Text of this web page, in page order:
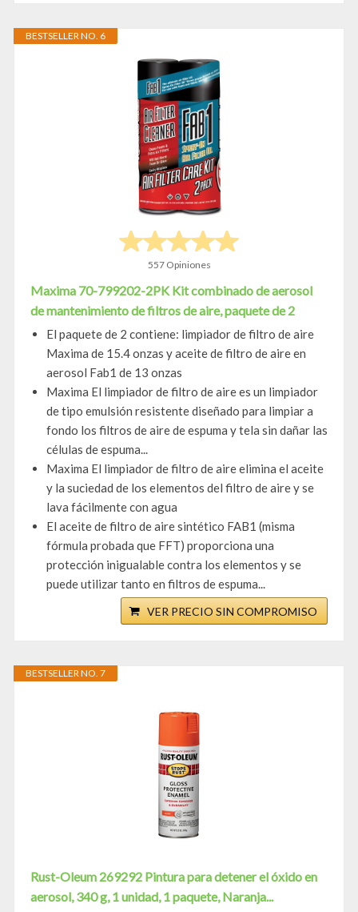
BESTSELLER NO. 6
557 Opiniones
Maxima 70-799202-2PK Kit combinado de aerosol
de mantenimiento de filtros de aire, paquete de 2
El paquete de 2 contiene: limpiador de filtro de aire
Maxima de 15.4 onzas y aceite de filtro de aire en
aerosol Fab1 de 13 onzas
Maxima El limpiador de filtro de aire es un limpiador
de tipo emulsión resistente diseñado para limpiar a
fondo los filtros de aire de espuma y tela sin dañar las
células de espuma...
Maxima El limpiador de filtro de aire elimina el aceite
y la suciedad de los elementos del filtro de aire y se
lava fácilmente con agua
El aceite de filtro de aire sintético FAB1 (misma
fórmula probada que FFT) proporciona una
protección inigualable contra los elementos y se
puede utilizar tanto en filtros de espuma...
VER PRECIO SIN COMPROMISO
BESTSELLER NO. 7
Rust-Oleum 269292 Pintura para detener el óxido en
aerosol, 340 g, 1 unidad, 1 paquete, Naranja...